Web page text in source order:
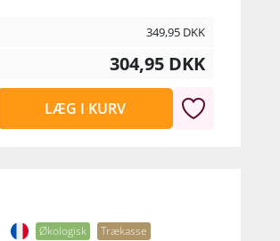
349,95 DKK
304,95 DKK
LÆG I KURV
Økologisk Trækasse